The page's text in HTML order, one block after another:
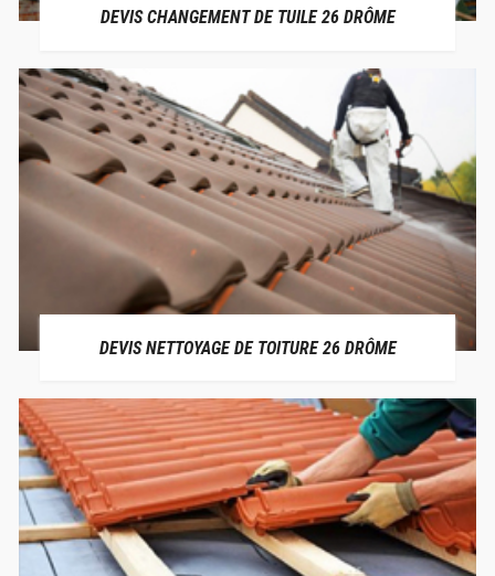
DEVIS CHANGEMENT DE TUILE 26 DRÔME
DEVIS NETTOYAGE DE TOITURE 26 DRÔME